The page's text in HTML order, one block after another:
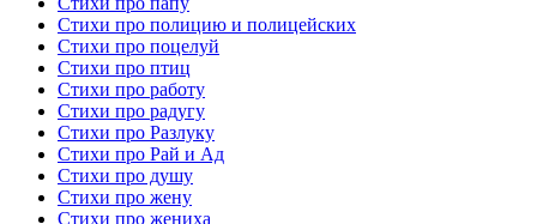
Стихи про полицию и полицейских
Стихи про поцелуй
Стихи про птиц
Стихи про работу
Стихи про радугу
Стихи про Разлуку
Стихи про Рай и Ад
Стихи про душу
Стихи про жену
Стихи про жениха